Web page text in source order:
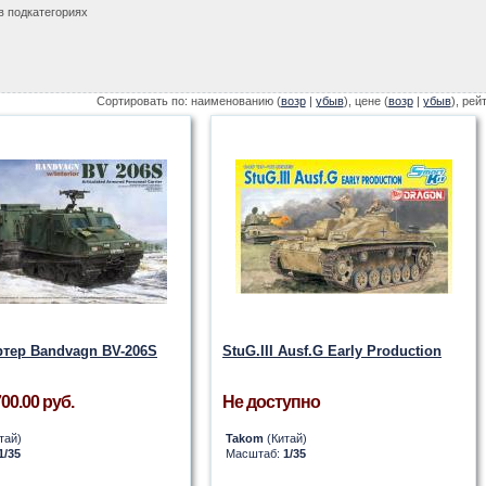
подкатегориях
Сортировать по: наименованию (возр| убыв), цене (возр| убыв),
Bandvagn BV-206S
руб.
35
StuG.III Ausf.G Early Production
Не доступно
Takom (Китай)
Масштаб: 1/35